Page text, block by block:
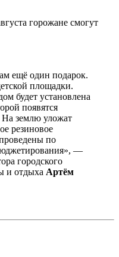
горожане смогут
ещё один подарок.
площадки.
будет установлена
появятся
На землю уложат
резиновое
по
—
городского
и отдыха Артём